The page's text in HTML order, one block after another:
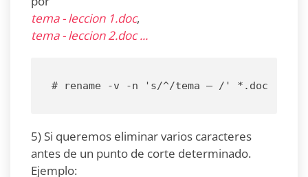
tema - leccion 1.doc,
tema - leccion 2.doc ...
# rename -v -n 's/^/tema – /' *.doc
5) Si queremos eliminar varios caracteres
antes de un punto de corte determinado.
Ejemplo: